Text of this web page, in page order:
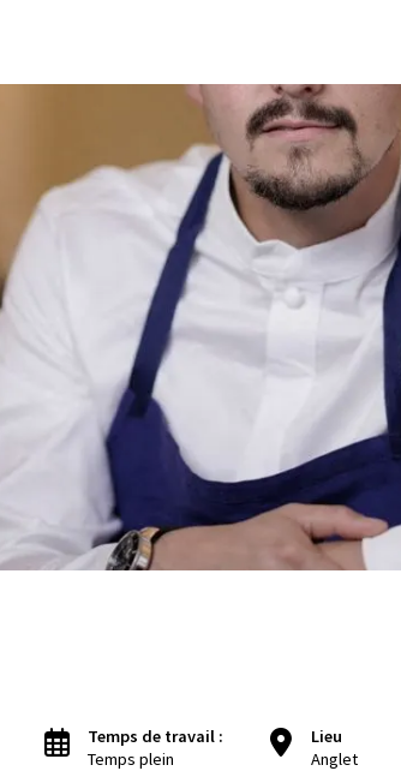
Temps de travail :
Temps plein
Lieu
Anglet